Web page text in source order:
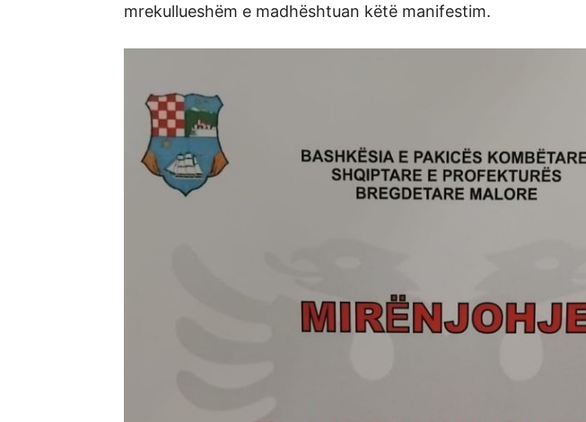
mrekullueshëm e madhështuan këtë manifestim.